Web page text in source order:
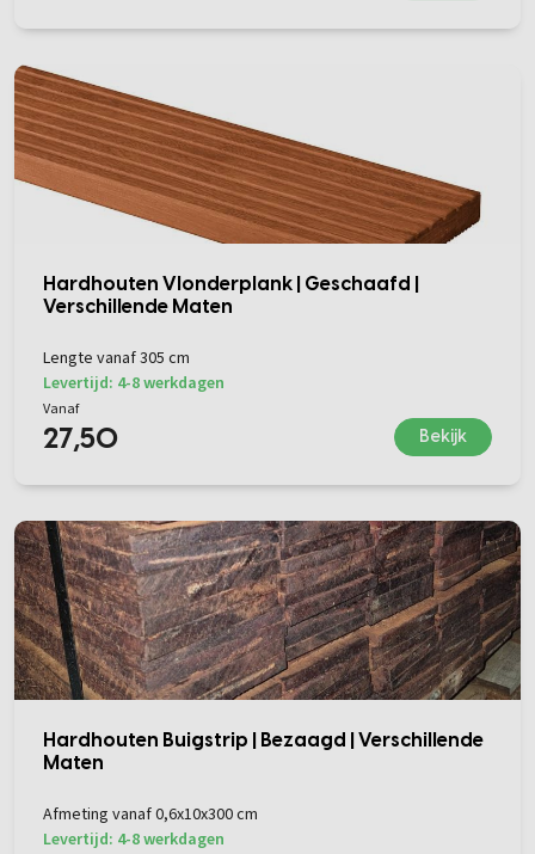
Hardhouten Vlonderplank | Geschaafd |
Verschillende Maten
Lengte vanaf 305 cm
Levertijd: 4-8 werkdagen
Vanaf
27,50 Bekijk
Hardhouten Buigstrip | Bezaagd | Verschillende
Maten
Afmeting vanaf 0,6x10x300 cm
Levertijd: 4-8 werkdagen